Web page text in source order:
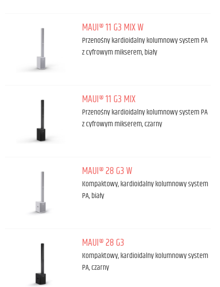
MAUI® 11 G3 MIX W
Przenośny kardioidalny kolumnowy system PA
z cyfrowym mikserem, biały
MAUI® 11 G3 MIX
Przenośny kardioidalny kolumnowy system PA
z cyfrowym mikserem, czarny
MAUI® 28 G3 W
Kompaktowy, kardioidalny kolumnowy system
PA, biały
MAUI® 28 G3
Kompaktowy, kardioidalny kolumnowy system
PA, czarny